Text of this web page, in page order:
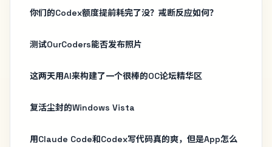
你们的Codex额度提前耗完了没？戒断反应如何？
测试OurCoders能否发布照片
这两天用AI来构建了一个很棒的OC论坛精华区
复活尘封的Windows Vista
用Claude Code和Codex写代码真的爽，但是App怎么